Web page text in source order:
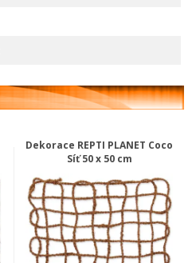
Dekorace REPTI PLANET Coco
Síť 50 x 50 cm